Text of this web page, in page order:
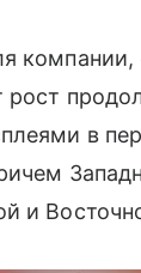
рост
в
и